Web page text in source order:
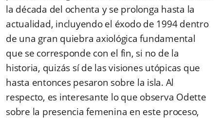
la década del ochenta y se prolonga hasta la
actualidad, incluyendo el éxodo de 1994 dentro
de una gran quiebra axiológica fundamental
que se corresponde con el fin, si no de la
historia, quizás sí de las visiones utópicas que
hasta entonces pesaron sobre la isla. Al
respecto, es interesante lo que observa Odette
sobre la presencia femenina en este proceso,